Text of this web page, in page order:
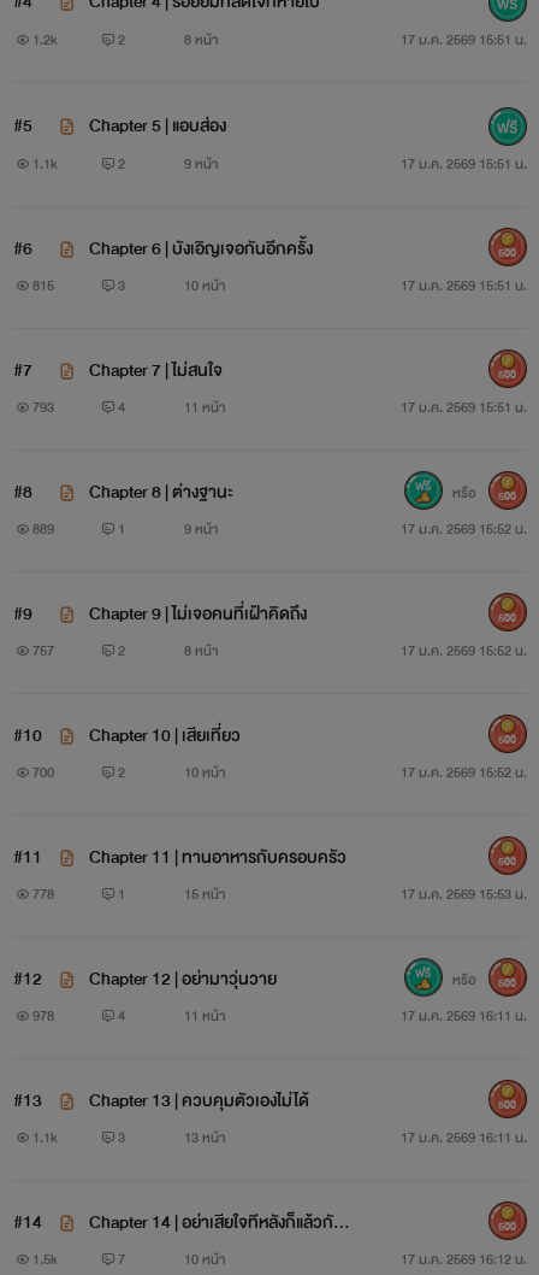
1.2k 2 8 หน้า 17 ม.ค. 2569 15:51 น.
#5 Chapter 5 | แอบส่อง
1.1k 2 9 หน้า 17 ม.ค. 2569 15:51 น.
#6 Chapter 6 | บังเอิญเจอกันอีกครั้ง
815 3 10 หน้า 17 ม.ค. 2569 15:51 น.
500
#7 Chapter 7 | ไม่สนใจ
793 4 11 หน้า 17 ม.ค. 2569 15:51 น.
500
#8 Chapter 8 | ต่างฐานะ
889 1 9 หน้า 17 ม.ค. 2569 15:52 น.
หรือ 500
#9 Chapter 9 | ไม่เจอคนที่เฝ้าคิดถึง
757 2 8 หน้า 17 ม.ค. 2569 15:52 น.
500
#10 Chapter 10 | เสียเที่ยว
700 2 10 หน้า 17 ม.ค. 2569 15:52 น.
500
#11 Chapter 11 | ทานอาหารกับครอบครัว
778 1 15 หน้า 17 ม.ค. 2569 15:53 น.
500
#12 Chapter 12 | อย่ามาวุ่นวาย
978 4 11 หน้า 17 ม.ค. 2569 16:11 น.
หรือ 500
#13 Chapter 13 | ควบคุมตัวเองไม่ได้
1.1k 3 13 หน้า 17 ม.ค. 2569 16:11 น.
500
#14
Chapter 14 | อย่าเสียใจทีหลังก็แล้วกัน
NC+
1.5k 7 10 หน้า 17 ม.ค. 2569 16:12 น.
500